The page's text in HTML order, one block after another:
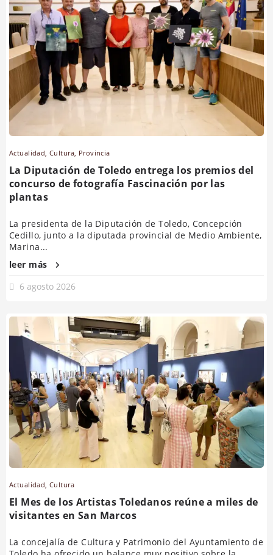
Actualidad,Cultura, Provincia
La Diputación de Toledo entrega los premios del
concurso de fotografía Fascinación por las
plantas
La presidenta de la Diputación de Toledo, Concepción
Cedillo, junto a la diputada provincial de Medio Ambiente,
Marina...
leer más
6 agosto 2026
Actualidad,Cultura
El Mes de los Artistas Toledanos reúne a miles de
visitantes en San Marcos
La concejalía de Cultura y Patrimonio del Ayuntamiento de